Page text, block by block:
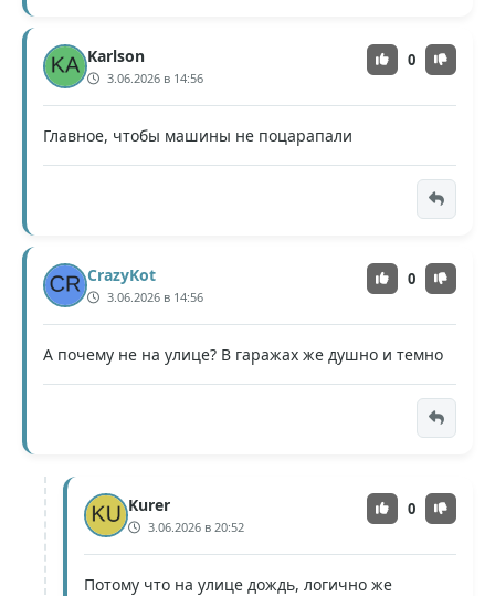
Karlson
3.06.2026 в 14:56
0
Главное, чтобы машины не поцарапали
CrazyKot
3.06.2026 в 14:56
0
А почему не на улице? В гаражах же душно и темно
Kurer
3.06.2026 в 20:52
0
Потому что на улице дождь, логично же